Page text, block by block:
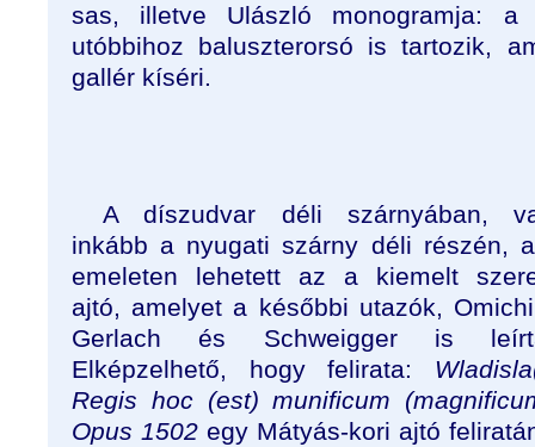
sas, illetve Ulászló monogramja:
utóbbihoz baluszterorsó is tartozik,
gallér kíséri.
A díszudvar déli szárnyában,
inkább a nyugati szárny déli részén,
emeleten lehetett az a kiemelt
ajtó, amelyet a későbbi utazók,
Gerlach és Schweigger is
Elképzelhető, hogy felirata:
Regis hoc (est) munificum
Opus 1502 egy Mátyás-kori ajtó